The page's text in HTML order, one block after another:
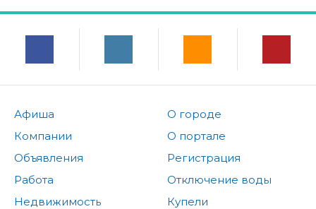
Афиша
Компании
Объявления
Работа
Недвижимость
О городе
О портале
Регистрация
Отключение воды
Купели